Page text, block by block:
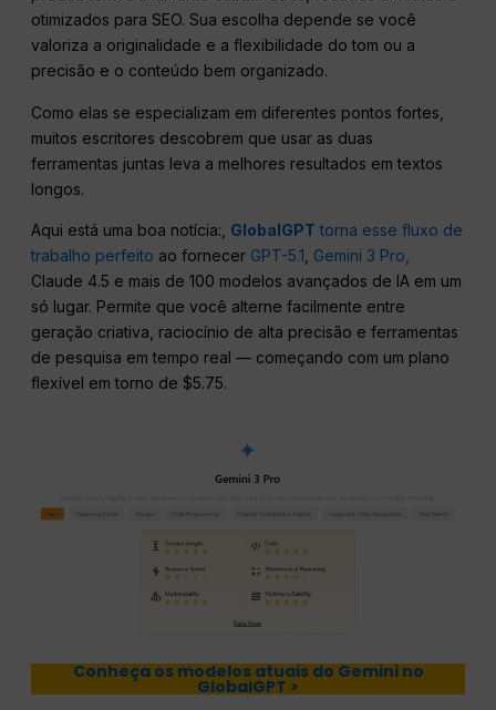
otimizados para SEO. Sua escolha depende se você
valoriza a originalidade e a flexibilidade do tom ou a
precisão e o conteúdo bem organizado.
Como elas se especializam em diferentes pontos fortes,
muitos escritores descobrem que usar as duas
ferramentas juntas leva a melhores resultados em textos
longos.
Aqui está uma boa notícia:, GlobalGPT torna esse fluxo de
trabalho perfeito ao fornecer GPT-5.1 Gemini 3 Pro,
Claude 4.5 e mais de 100 modelos avançados de IA em um
só lugar. Permite que você alterne facilmente entre
geração criativa, raciocínio de alta precisão e ferramentas
de pesquisa em tempo real — começando com um plano
flexível em torno de $5.75.
Conheça os modelos atuais do Gemini no
GlobalGPT >